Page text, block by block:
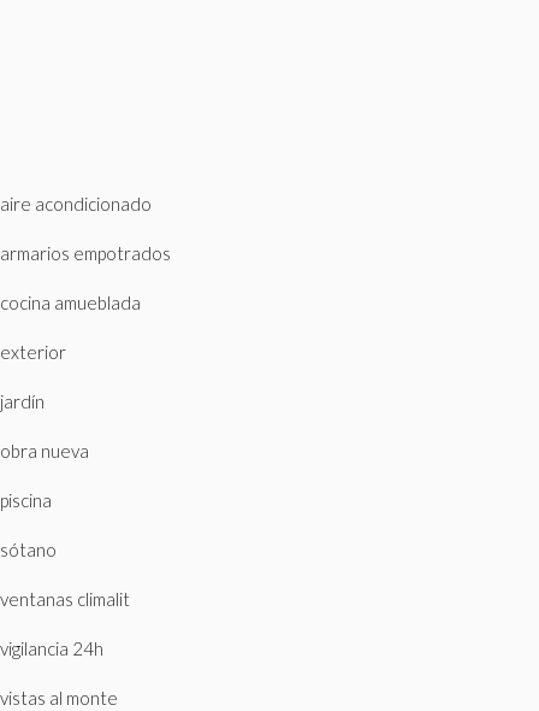
aire acondicionado
armarios empotrados
cocina amueblada
exterior
jardín
obra nueva
piscina
sótano
ventanas climalit
vigilancia 24h
vistas al monte